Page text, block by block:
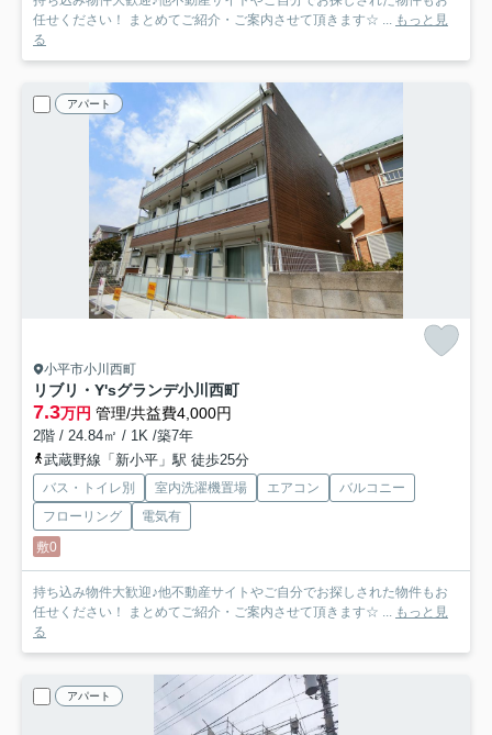
任せください！ まとめてご紹介・ご案内させて頂きます☆ ... もっと見
る
アパート
小平市小川西町
リブリ・Y'sグランデ小川西町
7.3万円 管理/共益費4,000円
2階 / 24.84㎡ / 1K /築7年
武蔵野線「新小平」駅 徒歩25分
バス・トイレ別 室内洗濯機置場 エアコン
バルコニー
フローリング
電気有
敷0
持ち込み物件大歓迎♪他不動産サイトやご自分でお探しされた物件もお
任せください！ まとめてご紹介・ご案内させて頂きます☆ ... もっと見
る
アパート